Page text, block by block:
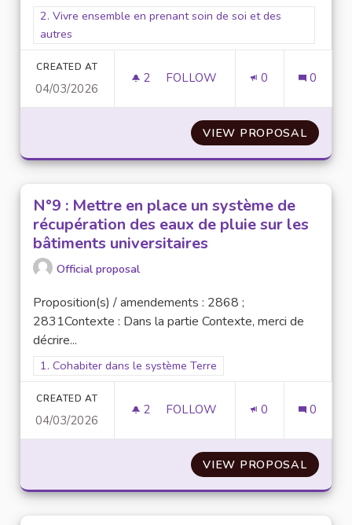
Filter results for scope: 2. Vivre ensemble en prenant soin
2. Vivre ensemble en prenant soin de soi et des
autres
CREATED AT
04/03/2026
2 2 FOLLOWERS
FOLLOW 0 0
VIEW PROPOSALN°16 :
N°9 : Mettre en place un système de
récupération des eaux de pluie sur les
bâtiments universitaires
Official proposal
Proposition(s) / amendements : 2868 ;
2831Contexte : Dans la partie Contexte, merci de
décrire...
Filter results for scope: 1. Cohabiter dans le système Terre
1. Cohabiter dans le système Terre
CREATED AT
04/03/2026
2 2 FOLLOWERS
FOLLOW 0 0
VIEW PROPOSALN°9 :